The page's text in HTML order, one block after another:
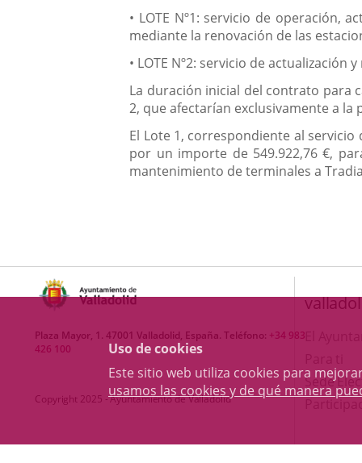
Uso de cookies
Este sitio web utiliza cookies para
usamos las cookies y de qué manera
• LOTE Nº1: servicio de operación,
mediante la renovación de las
• LOTE Nº2: servicio de
La duración inicial del contrato para
2, que afectarían exclusivamente a
El Lote 1, correspondiente al servicio
por un importe de 549.922,76 €,
mantenimiento de terminales a
Plaza Mayor, 1. 47001 Valladolid, España. Teléfono: +34 983
426 100
Copyright 2025 - Ayuntamiento de Valladolid
Sede